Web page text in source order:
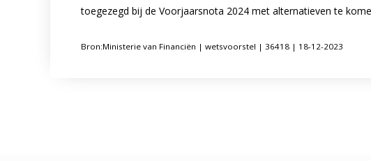
toegezegd bij de Voorjaarsnota 2024 met alternatieven te
Bron:Ministerie van Financiën | wetsvoorstel | 36418 | 18-12-2023